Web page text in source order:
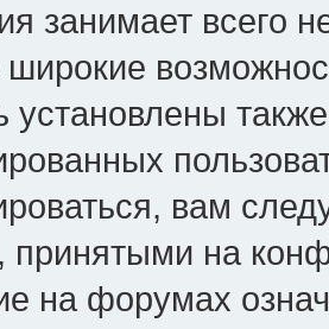
занимает всего
установлены
вам
принятыми на
на форумах